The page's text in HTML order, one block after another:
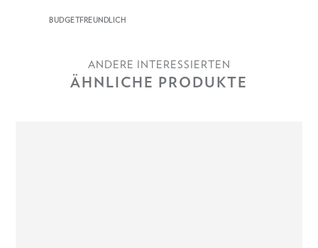
BUDGETFREUNDLICH
ANDERE INTERESSIERTEN
ÄHNLICHE PRODUKTE